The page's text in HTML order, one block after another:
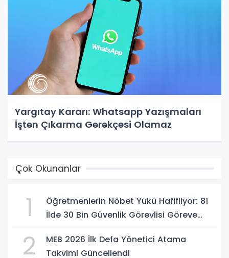
Yargıtay Kararı: Whatsapp Yazışmaları
İşten Çıkarma Gerekçesi Olamaz
Çok Okunanlar
1
Öğretmenlerin Nöbet Yükü Hafifliyor: 81
İlde 30 Bin Güvenlik Görevlisi Göreve
2
MEB 2026 İlk Defa Yönetici Atama
Takvimi Güncellendi